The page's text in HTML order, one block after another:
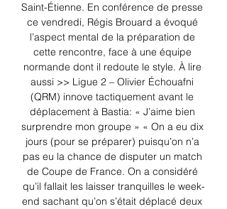
Saint-Étienne. En conférence de presse
ce vendredi, Régis Brouard a évoqué
l’aspect mental de la préparation de
cette rencontre, face à une équipe
normande dont il redoute le style. À lire
aussi >> Ligue 2 – Olivier Échouafni
(QRM) innove tactiquement avant le
déplacement à Bastia: « J’aime bien
surprendre mon groupe » « On a eu dix
jours (pour se préparer) puisqu’on n’a
pas eu la chance de disputer un match
de Coupe de France. On a considéré
qu’il fallait les laisser tranquilles le week-
end sachant qu’on s’était déplacé deux